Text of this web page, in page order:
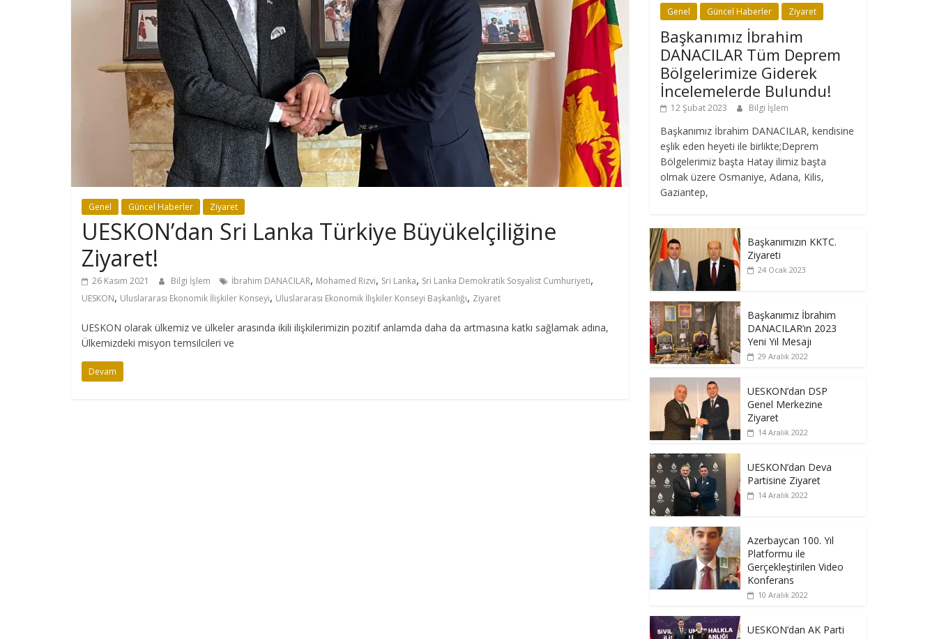
Genel Güncel Haberler Ziyaret
UESKON’dan Sri Lanka Türkiye Büyükelçiliğine
Ziyaret!
26 Kasım 2021 Bilgi İşlem İbrahim DANACILAR, Mohamed Rizvi, Sri Lanka, Sri Lanka Demokratik Sosyalist Cumhuriyeti,
UESKON, Uluslararası Ekonomik İlişkiler Konseyi, Uluslararası Ekonomik İlişkiler Konseyi Başkanlığı, Ziyaret
UESKON olarak ülkemiz ve ülkeler arasında ikili ilişkilerimizin pozitif anlamda daha da artmasına katkı sağlamak adına,
Ülkemizdeki misyon temsilcileri ve
Devam
Genel Güncel Haberler Ziyaret
Başkanımız İbrahim
DANACILAR Tüm Deprem
Bölgelerimize Giderek
İncelemelerde Bulundu!
12 Şubat 2023 Bilgi İşlem
Başkanımız İbrahim DANACILAR, kendisine
eşlik eden heyeti ile birlikte;Deprem
Bölgelerimiz başta Hatay ilimiz başta
olmak üzere Osmaniye, Adana, Kilis,
Gaziantep,
Başkanımızın KKTC.
Ziyareti
24 Ocak 2023
Başkanımız İbrahim
DANACILAR’ın 2023
Yeni Yıl Mesajı
29 Aralık 2022
UESKON’dan DSP
Genel Merkezine
Ziyaret
14 Aralık 2022
UESKON’dan Deva
Partisine Ziyaret
14 Aralık 2022
Azerbaycan 100. Yıl
Platformu ile
Gerçekleştirilen Video
Konferans
10 Aralık 2022
UESKON’dan AK Parti